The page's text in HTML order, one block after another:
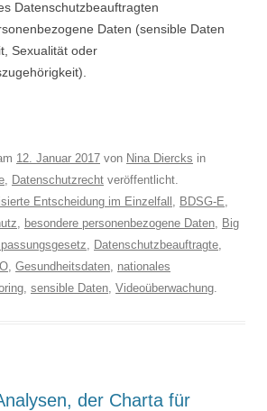
Datenschutzbeauftragten
Daten (sensible Daten
Sexualität oder
12. Januar 2017 von Nina Diercks in
, Datenschutzrecht veröffentlicht.
Entscheidung im Einzelfall , BDSG-E,
, besondere personenbezogene Daten, Big
, Datenschutzbeauftragte,
, Gesundheitsdaten, nationales
, sensible Daten, Videoüberwachung.
der Charta für